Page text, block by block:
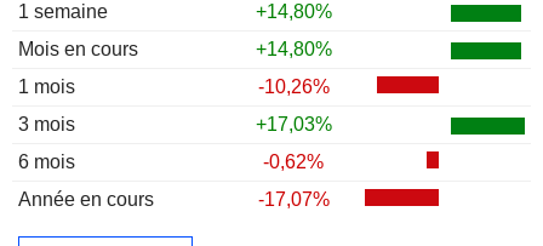
1 semaine
+14,80%
Mois en cours
+14,80%
1 mois
-10,26%
3 mois
+17,03%
6 mois
-0,62%
Année en cours
-17,07%